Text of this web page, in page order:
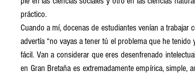
práctico.
Cuando a mí, docenas de estudiantes venían a
advertía “no vayas a tener tú el problema que he
fácil. Van a considerar que eres desenfrenado
en Gran Bretaña es extremadamente empírica,